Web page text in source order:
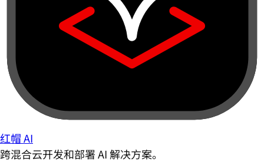
红帽 AI
跨混合云开发和部署 AI 解决方案。